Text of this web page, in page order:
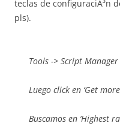
teclas de configuraciÃ³n
pls).
Tools -> Script Manager
Luego click en ‘Get
Buscamos en ‘Highest